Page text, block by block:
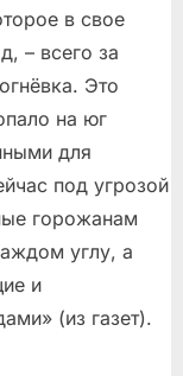
в свое
– всего за
Это
на юг
для
под угрозой
горожанам
углу, а
и
(из газет).